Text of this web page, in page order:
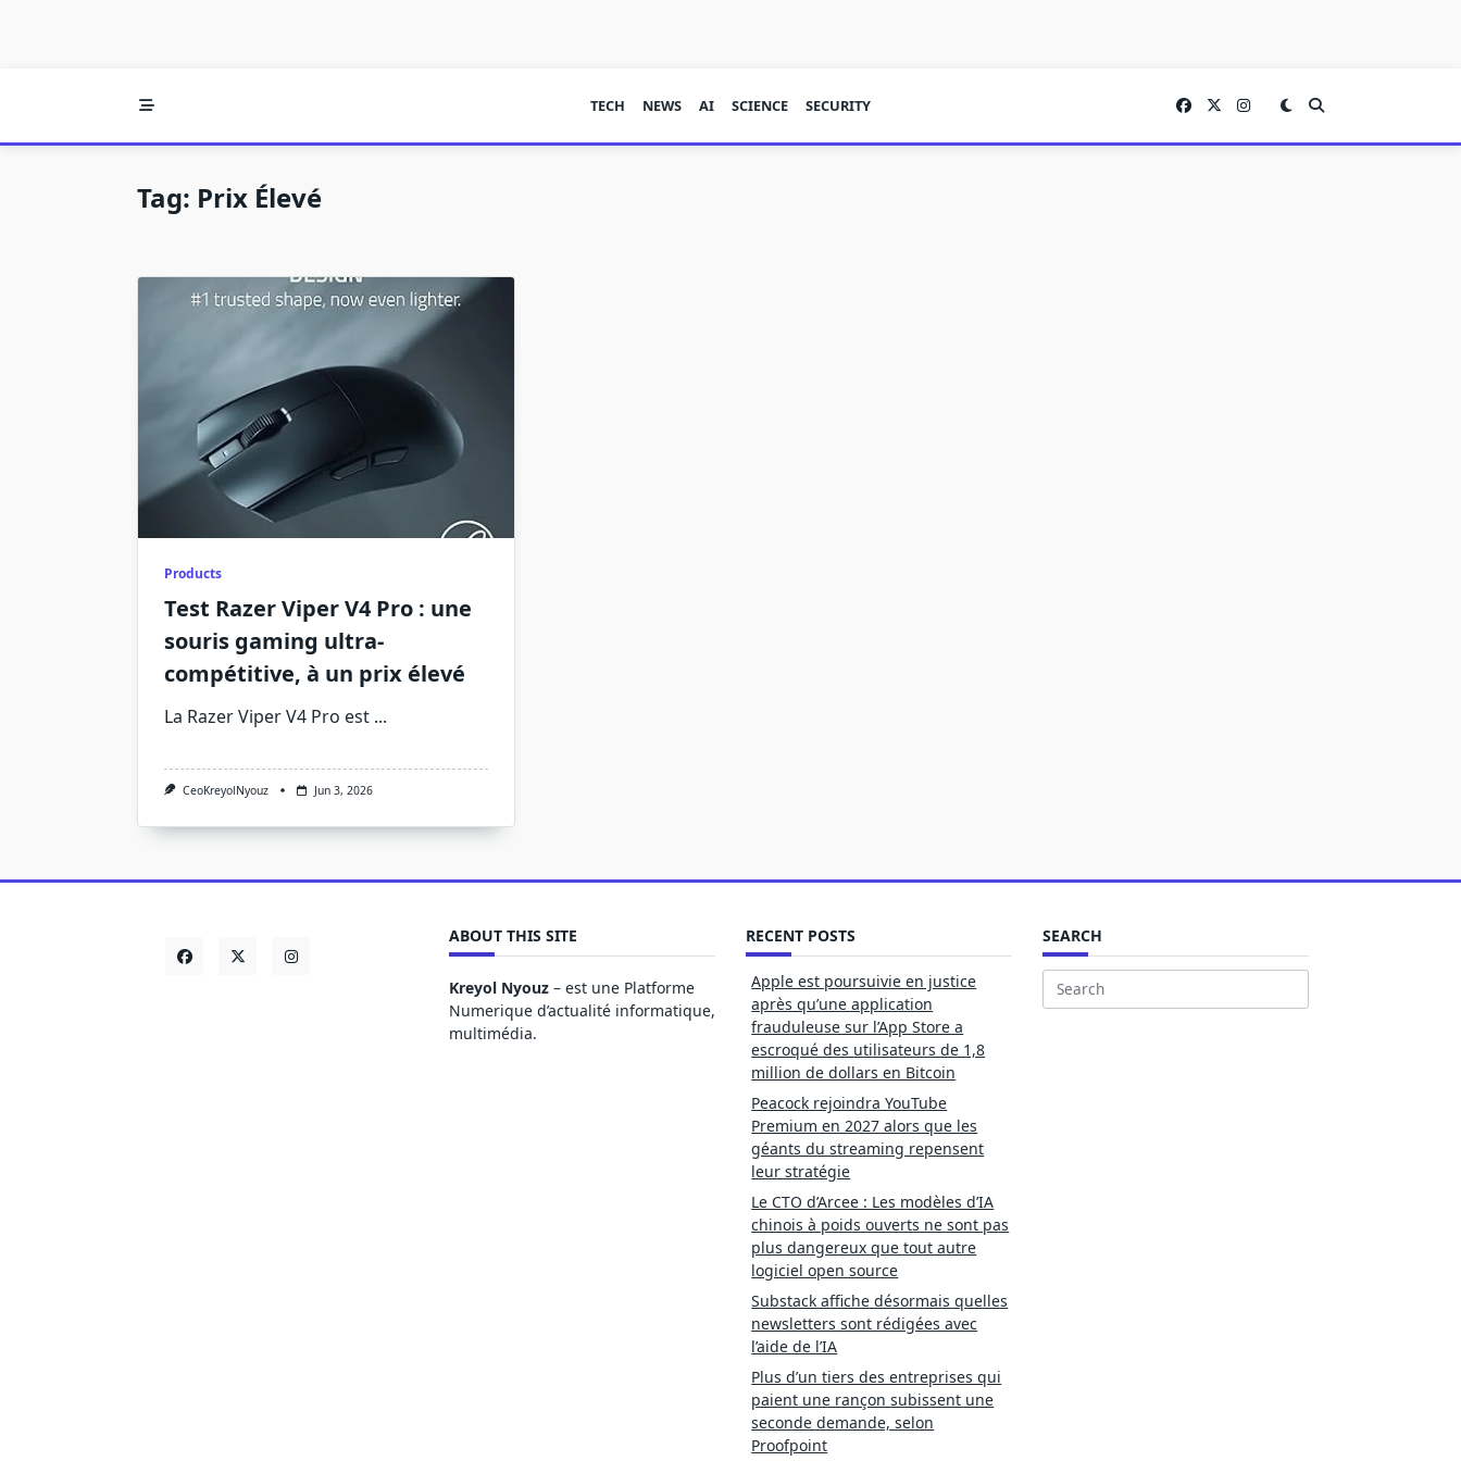
TECH NEWS AI SCIENCE SECURITY
Tag: Prix Élevé
Products
Test Razer Viper V4 Pro : une
souris gaming ultra-
compétitive, à un prix élevé
La Razer Viper V4 Pro est ...
CeoKreyolNyouz Jun 3, 2026
ABOUT THIS SITE
Kreyol Nyouz – est une Platforme
Numerique d’actualité informatique,
multimédia.
RECENT POSTS
Apple est poursuivie en justice
après qu’une application
frauduleuse sur l’App Store a
escroqué des utilisateurs de 1,8
million de dollars en Bitcoin
Peacock rejoindra YouTube
Premium en 2027 alors que les
géants du streaming repensent
leur stratégie
Le CTO d’Arcee : Les modèles d’IA
chinois à poids ouverts ne sont pas
plus dangereux que tout autre
logiciel open source
Substack affiche désormais quelles
newsletters sont rédigées avec
l’aide de l’IA
Plus d’un tiers des entreprises qui
paient une rançon subissent une
seconde demande, selon
Proofpoint
SEARCH
Search